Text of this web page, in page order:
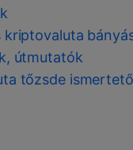
kriptovaluta
útmutatók
tőzsde